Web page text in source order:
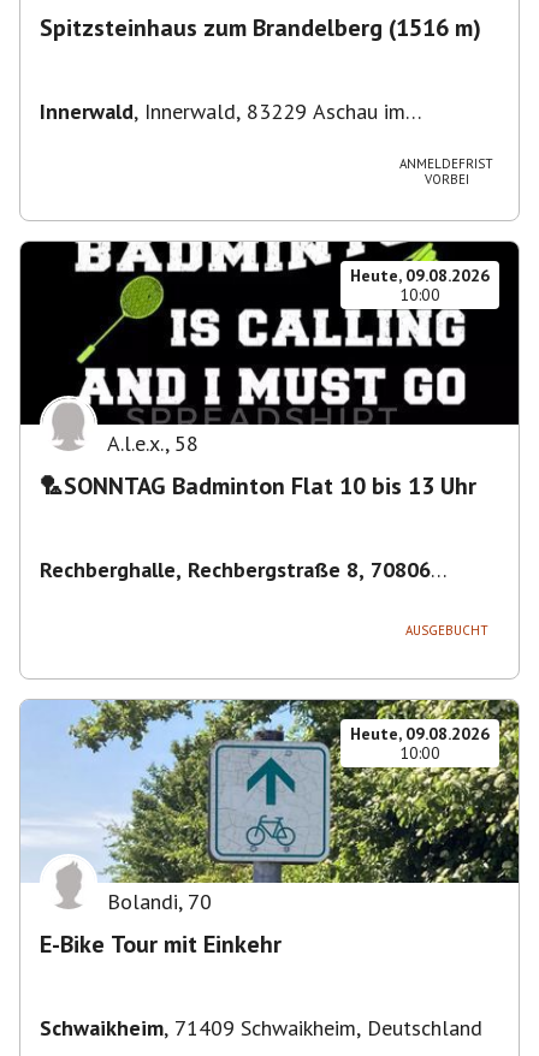
Spitzsteinhaus zum Brandelberg (1516 m)
Innerwald, Innerwald, 83229 Aschau im
ANMELDEFRIST
VORBEI
Heute, 09.08.2026
10:00
A.l.e.x., 58
🏸SONNTAG Badminton Flat 10 bis 13 Uhr
Rechberghalle, Rechbergstraße 8, 70806
AUSGEBUCHT
Heute, 09.08.2026
10:00
Bolandi, 70
E-Bike Tour mit Einkehr
Schwaikheim, 71409 Schwaikheim, Deutschland